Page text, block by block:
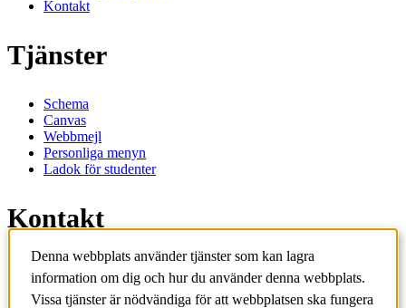
Kontakt
Tjänster
Schema
Canvas
Webbmejl
Personliga menyn
Ladok för studenter
Kontakt
Kontakta utbildningsprogram
Kontakta kurs
IT-support
Denna webbplats använder tjänster som kan lagra
information om dig och hur du använder denna webbplats.
Vissa tjänster är nödvändiga för att webbplatsen ska fungera